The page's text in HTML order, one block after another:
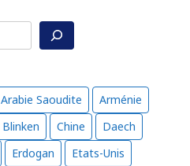
Arabie Saoudite
Arménie
Blinken Chine
Daech
Erdogan
Etats-Unis